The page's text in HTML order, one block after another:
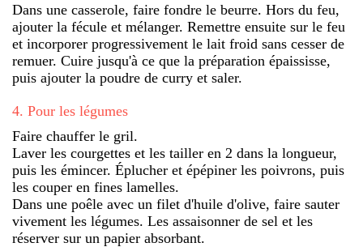
Dans une casserole, faire fondre le beurre. Hors du feu,
ajouter la fécule et mélanger. Remettre ensuite sur le feu
et incorporer progressivement le lait froid sans cesser de
remuer. Cuire jusqu'à ce que la préparation épaississe,
puis ajouter la poudre de curry et saler.
4. Pour les légumes
Faire chauffer le gril.
Laver les courgettes et les tailler en 2 dans la longueur,
puis les émincer. Éplucher et épépiner les poivrons, puis
les couper en fines lamelles.
Dans une poêle avec un filet d'huile d'olive, faire sauter
vivement les légumes. Les assaisonner de sel et les
réserver sur un papier absorbant.